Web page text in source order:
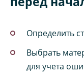
Определить
Выбрать
для учета